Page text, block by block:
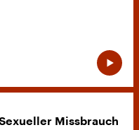
Missbrauch